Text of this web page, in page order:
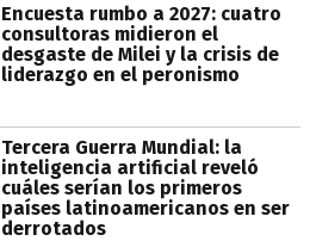
Encuesta rumbo a 2027: cuatro
consultoras midieron el
desgaste de Milei y la crisis de
liderazgo en el peronismo
Tercera Guerra Mundial: la
inteligencia artificial reveló
cuáles serían los primeros
países latinoamericanos en ser
derrotados